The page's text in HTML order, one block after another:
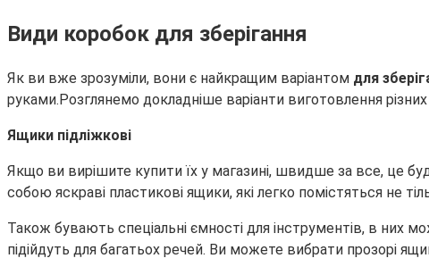
Види коробок для зберігання
Як ви вже зрозуміли, вони є найкращим варіантом для
руками.Розглянемо докладніше варіанти виготовлення
Ящики підліжкові
Якщо ви вирішите купити їх у магазині, швидше за все, це
собою яскраві пластикові ящики, які легко помістяться не
Також бувають спеціальні ємності для інструментів, в них
підійдуть для багатьох речей. Ви можете вибрати прозорі